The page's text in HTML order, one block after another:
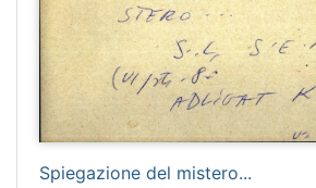
Spiegazione del mistero...